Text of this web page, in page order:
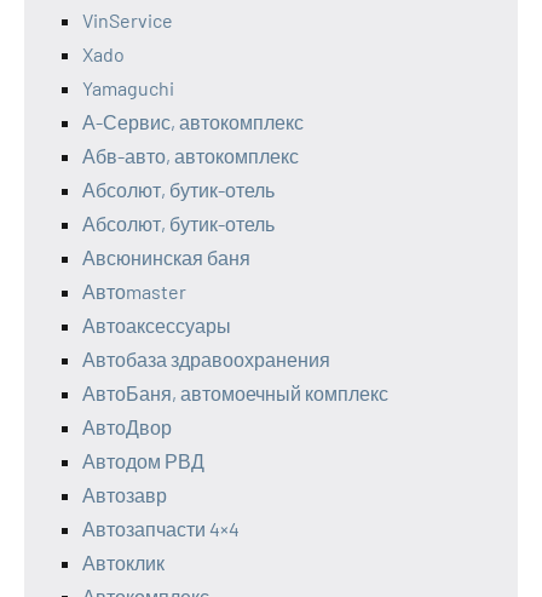
VinService
Xado
Yamaguchi
А-Сервис, автокомплекс
Абв-авто, автокомплекс
Абсолют, бутик-отель
Абсолют, бутик-отель
Авсюнинская баня
Автоmaster
Автоаксессуары
Автобаза здравоохранения
АвтоБаня, автомоечный комплекс
АвтоДвор
Автодом РВД
Автозавр
Автозапчасти 4×4
Автоклик